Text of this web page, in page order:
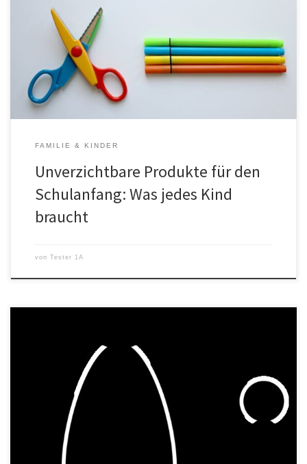
Kindes und seiner Familie. Während die Vorfreude groß ist, stellt
sich auch die Frage, welche Produkte wirklich unverzichtbar sind,
um das Kind optimal auf diesen neuen Lebensabschnitt
vorzubereiten. Eine sorgfältige Auswahl an Artikeln kann nicht nur
den Alltag des Kindes erleichtern, […]
FAMILIE & KINDER
Unverzichtbare Produkte für den
Schulanfang: Was jedes Kind
braucht
von Tester 1A
Ein unscheinbares Dokument kann das wichtigste Begleitstück
einer Schwangeren werden: Der Mutterpass. Und wie jedes
wertvolle Dokument verdient auch der Mutterpass einen
besonderen Schutz. Da kommt die Mutterpasshülle ins Spiel. Wozu
dient eine Mutterpasshülle? Schutz und Beständigkeit Die
Hauptfunktion der Mutterpasshülle ist, den Mutterpass vor
Beschädigungen, Verschmutzungen und Abnutzung zu […]